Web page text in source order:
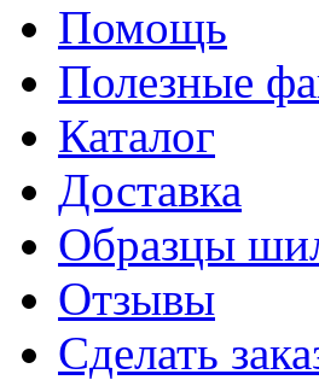
Помощь
Полезные
Каталог
Доставка
Образцы
Отзывы
Сделать